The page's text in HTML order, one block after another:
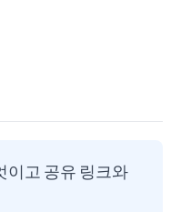
이고 공유 링크와